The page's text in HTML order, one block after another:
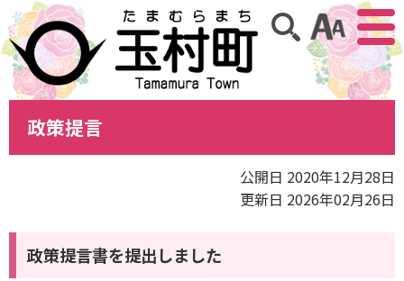
アクセ
サイト内検索
政策提言
公開日 2020年12月28日
更新日 2026年02月26日
政策提言書を提出しました